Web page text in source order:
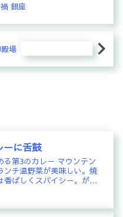
銀座
場
ーに舌鼓
る第3のカレー マウンテン
ンチ温野菜が美味しい。焼
香ばしくスパイシー。がっ